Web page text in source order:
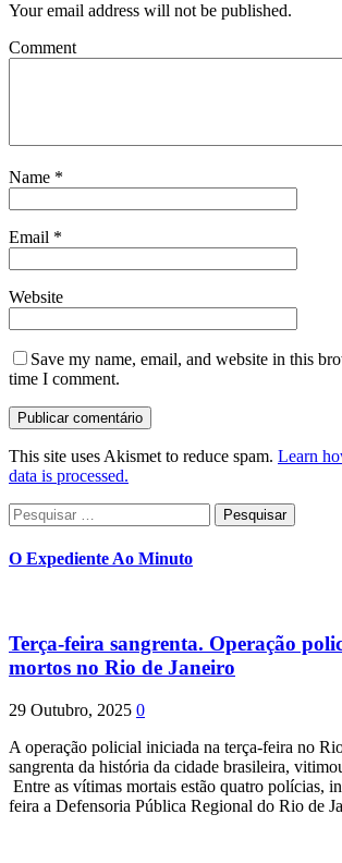
Your email address will not be published.
Comment
Name *
Email *
Website
Save my name, email, and website in this
time I comment.
This site uses Akismet to reduce spam. Learn
data is processed.
Pesquisar
por:
O Expediente Ao Minuto
Terça-feira sangrenta. Operação
mortos no Rio de Janeiro
29 Outubro, 2025 0
A operação policial iniciada na terça-feira no
sangrenta da história da cidade brasileira,
Entre as vítimas mortais estão quatro polícias,
feira a Defensoria Pública Regional do Rio de